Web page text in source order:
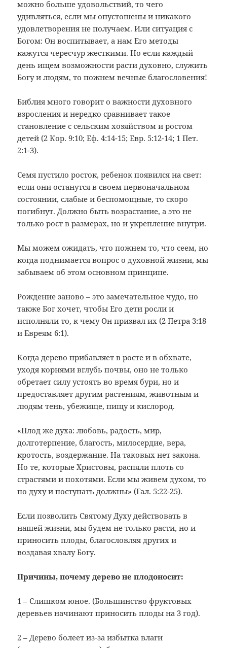
можно больше удовольствий, то чего
удивляться, если мы опустошены и никакого
удовлетворения не получаем. Или ситуация с
Богом: Он воспитывает, а нам Его методы
кажутся чересчур жесткими. Но если каждый
день ищем возможности расти духовно, служить
Богу и людям, то пожнем вечные благословения!
Библия много говорит о важности духовного
взросления и нередко сравнивает такое
становление с сельским хозяйством и ростом
детей (2 Кор. 9:10; Еф. 4:14-15; Евр. 5:12-14; 1 Пет.
2:1-3).
Семя пустило росток, ребенок появился на свет:
если они останутся в своем первоначальном
состоянии, слабые и беспомощные, то скоро
погибнут. Должно быть возрастание, а это не
только рост в размерах, но и укрепление внутри.
Мы можем ожидать, что пожнем то, что сеем, но
когда поднимается вопрос о духовной жизни, мы
забываем об этом основном принципе.
Рождение заново – это замечательное чудо, но
также Бог хочет, чтобы Его дети росли и
исполняли то, к чему Он призвал их (2 Петра 3:18
и Евреям 6:1).
Когда дерево прибавляет в росте и в обхвате,
уходя корнями вглубь почвы, оно не только
обретает силу устоять во время бури, но и
предоставляет другим растениям, животным и
людям тень, убежище, пищу и кислород.
«Плод же духа: любовь, радость, мир,
долготерпение, благость, милосердие, вера,
кротость, воздержание. На таковых нет закона.
Но те, которые Христовы, распяли плоть со
страстями и похотями. Если мы живем духом, то
по духу и поступать должны» (Гал. 5:22-25).
Если позволить Святому Духу действовать в
нашей жизни, мы будем не только расти, но и
приносить плоды, благословляя других и
воздавая хвалу Богу.
Причины, почему дерево не плодоносит:
1 – Слишком юное. (Большинство фруктовых
деревьев начинают приносить плоды на 3 год).
2 – Дерево болеет из-за избытка влаги